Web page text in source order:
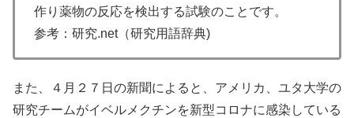
作り薬物の反応を検出する試験のことです。
参考：研究.net（研究用語辞典)
また、４月２７日の新聞によると、アメリカ、ユタ大学の
研究チームがイベルメクチンを新型コロナに感染している